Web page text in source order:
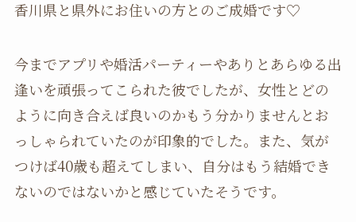
香川県と県外にお住いの方とのご成婚です♡
今までアプリや婚活パーティーやありとあらゆる出
逢いを頑張ってこられた彼でしたが、女性とどの
ように向き合えば良いのかもう分かりませんとお
っしゃられていたのが印象的でした。また、気が
つけば40歳も超えてしまい、自分はもう結婚でき
ないのではないかと感じていたそうです。